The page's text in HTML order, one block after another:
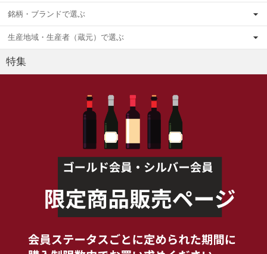
銘柄・ブランドで選ぶ
生産地域・生産者（蔵元）で選ぶ
特集